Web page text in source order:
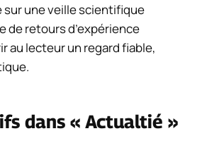
sur une veille scientifique
de retours d’expérience
au lecteur un regard fiable,
dans « Actualtié »